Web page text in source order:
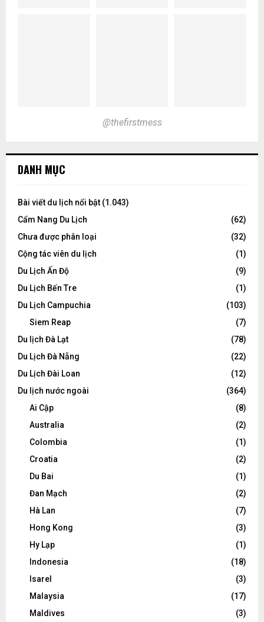
@thefirstmess
DANH MỤC
Bài viết du lịch nổi bật (1.043)
Cẩm Nang Du Lịch
(62)
Chưa được phân loại
(32)
Cộng tác viên du lịch
(1)
Du Lịch Ấn Độ
(9)
Du Lịch Bến Tre
(1)
Du Lịch Campuchia
(103)
Siem Reap
(7)
Du lịch Đà Lạt
(78)
Du Lịch Đà Nẵng
(22)
Du Lịch Đài Loan
(12)
Du lịch nước ngoài
(364)
Ai Cập
(8)
Australia
(2)
Colombia
(1)
Croatia
(2)
Du Bai
(1)
Đan Mạch
(2)
Hà Lan
(7)
Hong Kong
(3)
Hy Lạp
(1)
Indonesia
(18)
Isarel
(3)
Malaysia
(17)
Maldives
(3)